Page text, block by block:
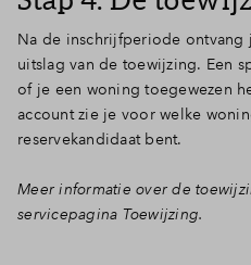
Na de inschrijfperiode ontvang
uitslag van de toewijzing. Een
of je een woning toegewezen
account zie je voor welke
reservekandidaat bent.
Meer informatie over de
servicepagina Toewijzing.